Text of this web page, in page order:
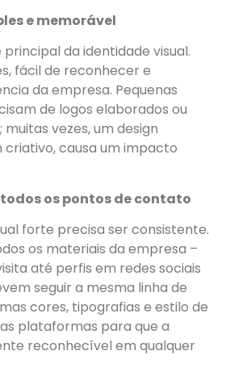
e memorável
da identidade visual.
fácil de reconhecer e
da empresa. Pequenas
de logos elaborados ou
vezes, um design
criativo, causa um impacto
os pontos de contato
forte precisa ser consistente.
os materiais da empresa –
até perfis em redes sociais
seguir a mesma linha de
cores, tipografias e estilo de
plataformas para que a
reconhecível em qualquer